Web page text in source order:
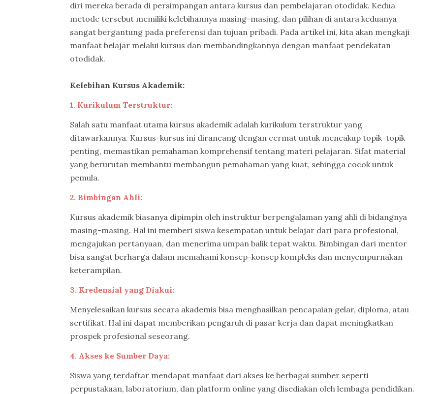
diri mereka berada di persimpangan antara kursus dan pembelajaran otodidak. Kedua
metode tersebut memiliki kelebihannya masing-masing, dan pilihan di antara keduanya
sangat bergantung pada preferensi dan tujuan pribadi. Pada artikel ini, kita akan mengkaji
manfaat belajar melalui kursus dan membandingkannya dengan manfaat pendekatan
otodidak.
Kelebihan Kursus Akademik:
1. Kurikulum Terstruktur:
Salah satu manfaat utama kursus akademik adalah kurikulum terstruktur yang
ditawarkannya. Kursus-kursus ini dirancang dengan cermat untuk mencakup topik-topik
penting, memastikan pemahaman komprehensif tentang materi pelajaran. Sifat material
yang berurutan membantu membangun pemahaman yang kuat, sehingga cocok untuk
pemula.
2. Bimbingan Ahli:
Kursus akademik biasanya dipimpin oleh instruktur berpengalaman yang ahli di bidangnya
masing-masing. Hal ini memberi siswa kesempatan untuk belajar dari para profesional,
mengajukan pertanyaan, dan menerima umpan balik tepat waktu. Bimbingan dari mentor
bisa sangat berharga dalam memahami konsep-konsep kompleks dan menyempurnakan
keterampilan.
3. Kredensial yang Diakui:
Menyelesaikan kursus secara akademis bisa menghasilkan pencapaian gelar, diploma, atau
sertifikat. Hal ini dapat memberikan pengaruh di pasar kerja dan dapat meningkatkan
prospek profesional seseorang.
4. Akses ke Sumber Daya:
Siswa yang terdaftar mendapat manfaat dari akses ke berbagai sumber seperti
perpustakaan, laboratorium, dan platform online yang disediakan oleh lembaga pendidikan.